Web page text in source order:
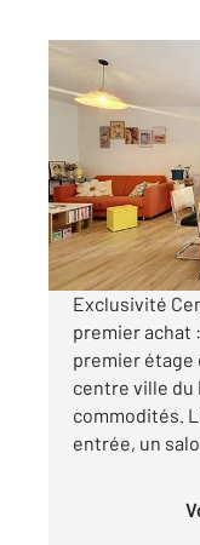
LE PUY EN
52,19 m
, 2
Ref : 4827
105
Visiter le site
Exclusivité
premier achat
premier
centre ville du
commodités.
entrée, un